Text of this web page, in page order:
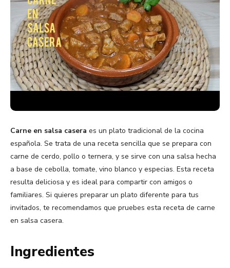
Carne en salsa casera es un plato tradicional de la cocina
española. Se trata de una receta sencilla que se prepara con
carne de cerdo, pollo o ternera, y se sirve con una salsa hecha
a base de cebolla, tomate, vino blanco y especias. Esta receta
resulta deliciosa y es ideal para compartir con amigos o
familiares. Si quieres preparar un plato diferente para tus
invitados, te recomendamos que pruebes esta receta de carne
en salsa casera.
Ingredientes